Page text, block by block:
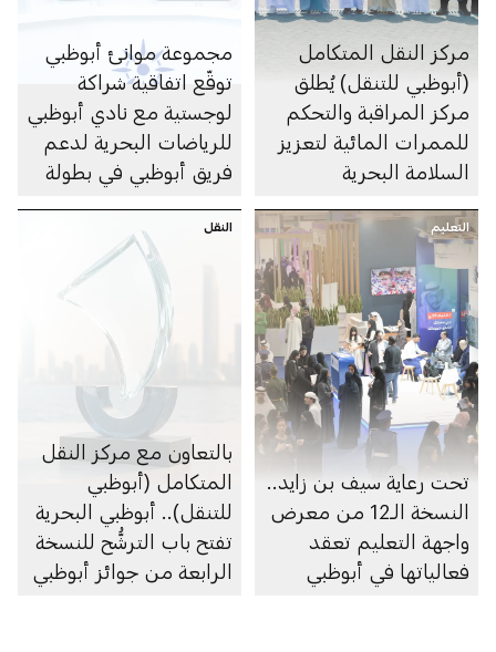
مركز النقل المتكامل
(أبوظبي للتنقل) يُطلق
مركز المراقبة والتحكم
للممرات المائية لتعزيز
السلامة البحرية
مجموعة موانئ أبوظبي
توقّع اتفاقية شراكة
لوجستية مع نادي أبوظبي
للرياضات البحرية لدعم
فريق أبوظبي في بطولة
للزوارق السريعة
التعليم
تحت رعاية سيف بن زايد..
النسخة الـ12 من معرض
واجهة التعليم تعقد
فعالياتها في أبوظبي
النقل
بالتعاون مع مركز النقل
المتكامل (أبوظبي
للتنقل).. أبوظبي البحرية
تفتح باب الترشُّح للنسخة
الرابعة من جوائز أبوظبي